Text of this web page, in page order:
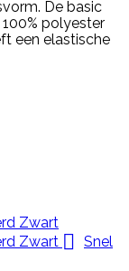
De basic
polyester
een elastische

Snel